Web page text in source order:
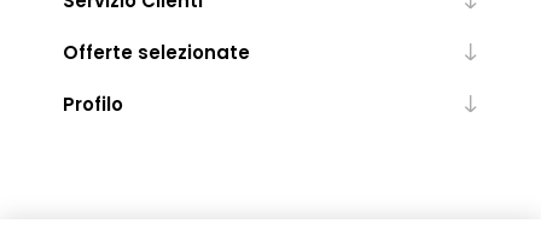
Offerte selezionate
Profilo